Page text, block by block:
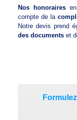
Nos honoraires
compte de la
Notre devis prend
des documents et